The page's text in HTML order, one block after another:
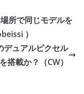
所で同じモデルを
）
デュアルピクセル
搭載か？（CW）